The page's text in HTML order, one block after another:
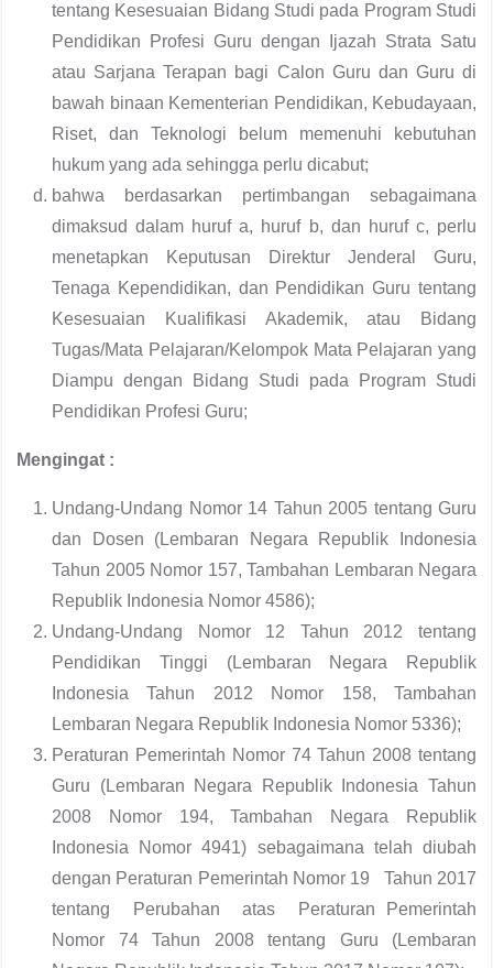
tentang Kesesuaian Bidang Studi pada Program Studi
Pendidikan Profesi Guru dengan Ijazah Strata Satu
atau Sarjana Terapan bagi Calon Guru dan Guru di
bawah binaan Kementerian Pendidikan, Kebudayaan,
Riset, dan Teknologi belum memenuhi kebutuhan
hukum yang ada sehingga perlu dicabut;
bahwa berdasarkan pertimbangan sebagaimana
dimaksud dalam huruf a, huruf b, dan huruf c, perlu
menetapkan Keputusan Direktur Jenderal Guru,
Tenaga Kependidikan, dan Pendidikan Guru tentang
Kesesuaian Kualifikasi Akademik, atau Bidang
Tugas/Mata Pelajaran/Kelompok Mata Pelajaran yang
Diampu dengan Bidang Studi pada Program Studi
Pendidikan Profesi Guru;
Mengingat :
Undang-Undang Nomor 14 Tahun 2005 tentang Guru
dan Dosen (Lembaran Negara Republik Indonesia
Tahun 2005 Nomor 157, Tambahan Lembaran Negara
Republik Indonesia Nomor 4586);
Undang-Undang Nomor 12 Tahun 2012 tentang
Pendidikan Tinggi (Lembaran Negara Republik
Indonesia Tahun 2012 Nomor 158, Tambahan
Lembaran Negara Republik Indonesia Nomor 5336);
Peraturan Pemerintah Nomor 74 Tahun 2008 tentang
Guru (Lembaran Negara Republik Indonesia Tahun
2008 Nomor 194, Tambahan Negara Republik
Indonesia Nomor 4941) sebagaimana telah diubah
dengan Peraturan Pemerintah Nomor 19 Tahun 2017
tentang Perubahan atas Peraturan Pemerintah
Nomor 74 Tahun 2008 tentang Guru (Lembaran